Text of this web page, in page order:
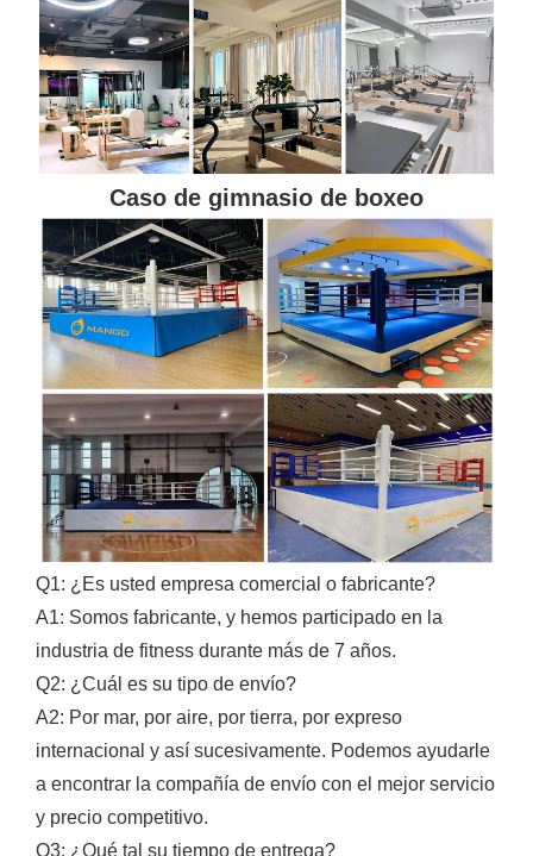
Caso de gimnasio de boxeo
Q1: ¿Es usted empresa comercial o fabricante?
A1: Somos fabricante, y hemos participado en la
industria de fitness durante más de 7 años.
Q2: ¿Cuál es su tipo de envío?
A2: Por mar, por aire, por tierra, por expreso
internacional y así sucesivamente. Podemos ayudarle
a encontrar la compañía de envío con el mejor servicio
y precio competitivo.
Q3: ¿Qué tal su tiempo de entrega?